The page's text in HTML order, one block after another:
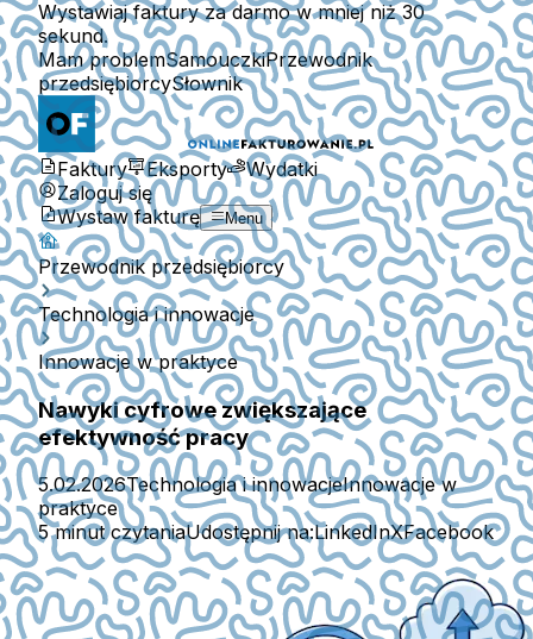
Wystawiaj faktury za darmo w mniej niż 30
sekund.
Mam problemSamouczkiPrzewodnik
przedsiębiorcySłownik
Faktury Eksporty
Wydatki
Zaloguj się
Wystaw fakturę
Menu
Przewodnik przedsiębiorcy
Technologia i innowacje
Innowacje w praktyce
Nawyki cyfrowe zwiększające
efektywność pracy
5.02.2026Technologia i innowacjeInnowacje w
praktyce
5 minut czytaniaUdostępnij na:LinkedInXFacebook